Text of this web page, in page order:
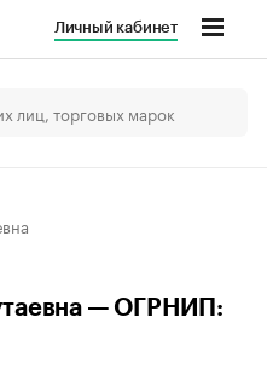
Личный кабинет
— ОГРНИП: